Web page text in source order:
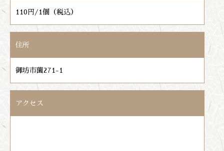
110円/1個（税込）
住所
御坊市薗271-1
アクセス